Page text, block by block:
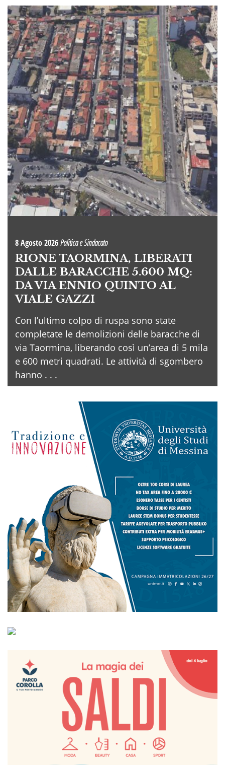
8 Agosto 2026Politica e Sindacato
RIONE TAORMINA, LIBERATI
DALLE BARACCHE 5.600 MQ:
DA VIA ENNIO QUINTO AL
VIALE GAZZI
Con l’ultimo colpo di ruspa sono state
completate le demolizioni delle baracche di
via Taormina, liberando così un’area di 5 mila
e 600 metri quadrati. Le attività di sgombero
hanno . . .